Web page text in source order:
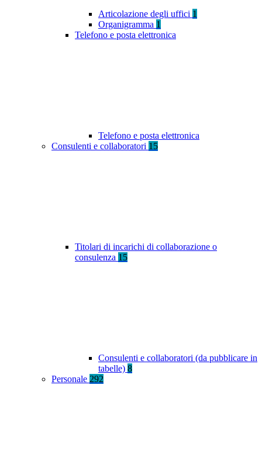
Articolazione degli uffici 1
Organigramma 1
Telefono e posta elettronica
Telefono e posta elettronica
Consulenti e collaboratori 15
Titolari di incarichi di collaborazione o
consulenza 15
Consulenti e collaboratori (da pubblicare in
tabelle) 8
Personale 292